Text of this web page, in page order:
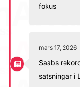
fokus
mars 17, 2026
Saabs
satsningar i